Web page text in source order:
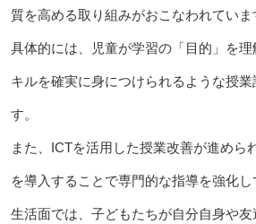
質を高める取り組みがおこなわれていま
具体的には、児童が学習の「目的」を
キルを確実に身につけられるような授
す。
また、ICTを活用した授業改善が進めら
を導入することで専門的な指導を強化し
生活面では、子どもたちが自分自身や